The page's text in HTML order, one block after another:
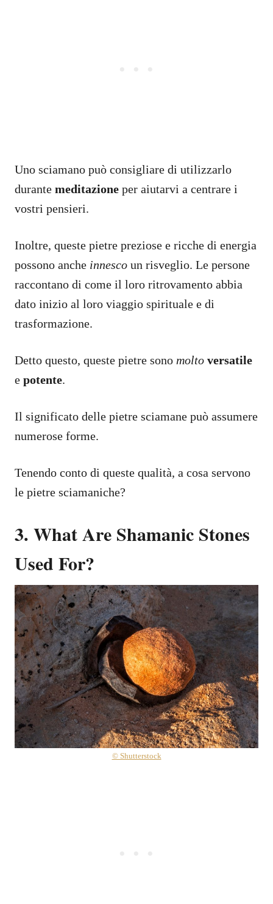
Uno sciamano può consigliare di utilizzarlo
durante meditazione per aiutarvi a centrare i
vostri pensieri.
Inoltre, queste pietre preziose e ricche di energia
possono anche innesco un risveglio. Le persone
raccontano di come il loro ritrovamento abbia
dato inizio al loro viaggio spirituale e di
trasformazione.
Detto questo, queste pietre sono molto versatile
e potente.
Il significato delle pietre sciamane può assumere
numerose forme.
Tenendo conto di queste qualità, a cosa servono
le pietre sciamaniche?
3. What Are Shamanic Stones
Used For?
© Shutterstock